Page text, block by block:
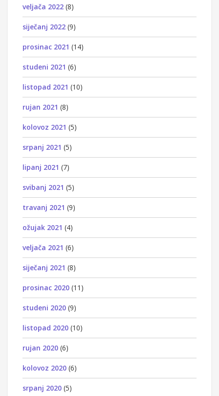
veljača 2022 (8)
siječanj 2022 (9)
prosinac 2021 (14)
studeni 2021 (6)
listopad 2021 (10)
rujan 2021 (8)
kolovoz 2021 (5)
srpanj 2021 (5)
lipanj 2021 (7)
svibanj 2021 (5)
travanj 2021 (9)
ožujak 2021 (4)
veljača 2021 (6)
siječanj 2021 (8)
prosinac 2020 (11)
studeni 2020 (9)
listopad 2020 (10)
rujan 2020 (6)
kolovoz 2020 (6)
srpanj 2020 (5)